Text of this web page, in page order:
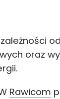
oraz
Rawicom